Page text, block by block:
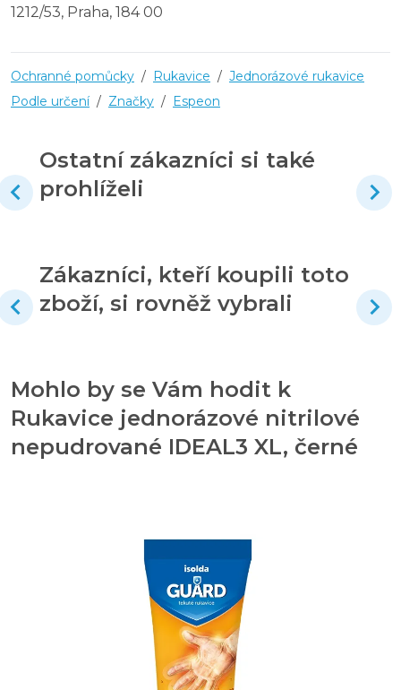
1212/53, Praha, 184 00
Ochranné pomůcky / Rukavice / Jednorázové rukavice
Podle určení / Značky / Espeon
Ostatní zákazníci si také
prohlíželi
Zákazníci, kteří koupili toto
zboží, si rovněž vybrali
Mohlo by se Vám hodit k
Rukavice jednorázové nitrilové
nepudrované IDEAL3 XL, černé